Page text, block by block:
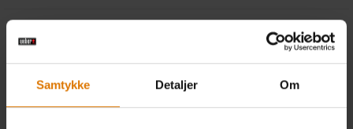
Samtykke Detaljer Om
TOTAL PRICE 1.199,00 DKK
INKL. MOMS EKSLUSIV LEVERINGSOMKOSTNINGER